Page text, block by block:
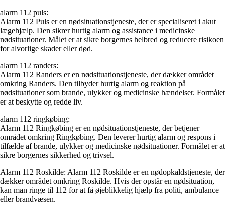
alarm 112 puls:
Alarm 112 Puls er en nødsituationstjeneste, der er specialiseret i akut
lægehjælp. Den sikrer hurtig alarm og assistance i medicinske
nødsituationer. Målet er at sikre borgernes helbred og reducere risikoen
for alvorlige skader eller død.
alarm 112 randers:
Alarm 112 Randers er en nødsituationstjeneste, der dækker området
omkring Randers. Den tilbyder hurtig alarm og reaktion på
nødsituationer som brande, ulykker og medicinske hændelser. Formålet
er at beskytte og redde liv.
alarm 112 ringkøbing:
Alarm 112 Ringkøbing er en nødsituationstjeneste, der betjener
området omkring Ringkøbing. Den leverer hurtig alarm og respons i
tilfælde af brande, ulykker og medicinske nødsituationer. Formålet er at
sikre borgernes sikkerhed og trivsel.
Alarm 112 Roskilde: Alarm 112 Roskilde er en nødopkaldstjeneste, der
dækker området omkring Roskilde. Hvis der opstår en nødsituation,
kan man ringe til 112 for at få øjeblikkelig hjælp fra politi, ambulance
eller brandvæsen.